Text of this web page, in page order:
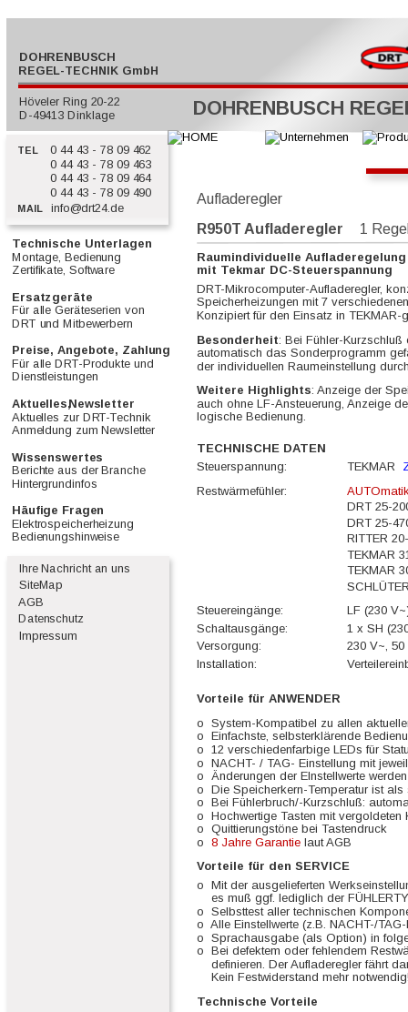
R950T Aufladeregler
1
Raumindividuelle
mit Tekmar DC-Steuerspannung
DRT-Mikrocomputer-Aufladeregler,
Speicherheizungen mit 7
Konzipiert für den Einsatz in TEKMAR-
Besonderheit: Bei Fühler-
automatisch das Sonderprogramm
der individuellen Raumeinstellung
Weitere Highlights: Anzeige der
auch ohne LF-Ansteuerung, Anzeige
logische Bedienung.
TECHNISCHE DATEN
Steuerspannung:
TEKMAR
Restwärmefühler:
DRT 25-
DRT 25-
RITTER
TEKMAR
TEKMAR
Steuereingänge:
LF (230
Schaltausgänge:
1 x SH
Versorgung:
230 V~, 50
Installation:
Vorteile für ANWENDER
o  System-Kompatibel zu allen
o  Einfachste, selbsterklärende
o  12 verschiedenfarbige LEDs für
o  NACHT- / TAG- Einstellung mit
o  Änderungen der EInstellwerte
o  Die Speicherkern-Temperatur ist
o  Bei Fühlerbruch/-Kurzschluß:
o  Hochwertige Tasten mit vergoldeten
o  Quittierungstöne bei Tastendruck
o 8 Jahre Garantie laut AGB
Vorteile für den SERVICE
o  Mit der ausgelieferten
es muß ggf. lediglich der
o  Selbsttest aller technischen
o  Alle Einstellwerte (z.B. NACHT-/
o  Sprachausgabe (als Option) in
o  Bei defektem oder fehlendem
definieren. Der Aufladeregler
Kein Festwiderstand mehr
Technische Vorteile
DOHRENBUSCH
Aufladeregler
  DOHRENBUSCH
REGEL-TECHNIK GmbH
  Höveler Ring 20-22
  D-49413 Dinklage
  TEL
0 44 43 - 78 09 462
0 44 43 - 78 09 463
0 44 43 - 78 09 464
0 44 43 - 78 09 490
  MAIL
info@drt24.de
Technische Unterlagen
Montage, Bedienung
Zertifikate, Software
Ersatzgeräte
Für alle Geräteserien von
DRT und Mitbewerbern
Preise, Angebote, Zahlung
Für alle DRT-Produkte und
Dienstleistungen
Aktuelles,Newsletter
Aktuelles zur DRT-Technik
Anmeldung zum Newsletter
Wissenswertes
Berichte aus der Branche
Hintergrundinfos
Häufige Fragen
Elektrospeicherheizung
Bedienungshinweise
  Ihre Nachricht an uns
  SiteMap
  AGB
Datenschutz
  Impressum